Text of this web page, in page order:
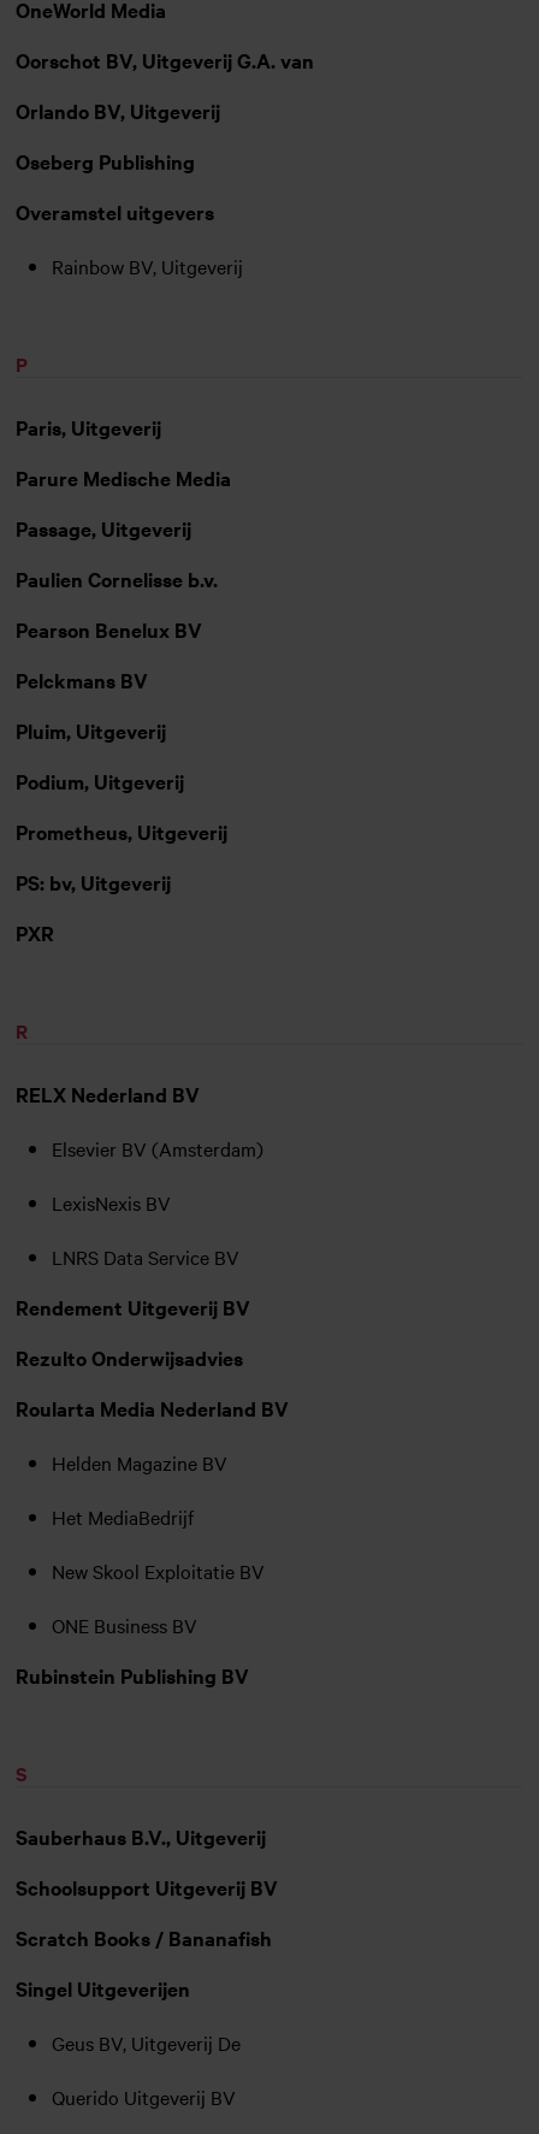
OneWorld Media
Oorschot BV, Uitgeverij G.A. van
Orlando BV, Uitgeverij
Oseberg Publishing
Overamstel uitgevers
Rainbow BV, Uitgeverij
P
Paris, Uitgeverij
Parure Medische Media
Passage, Uitgeverij
Paulien Cornelisse b.v.
Pearson Benelux BV
Pelckmans BV
Pluim, Uitgeverij
Podium, Uitgeverij
Prometheus, Uitgeverij
PS: bv, Uitgeverij
PXR
R
RELX Nederland BV
Elsevier BV (Amsterdam)
LexisNexis BV
LNRS Data Service BV
Rendement Uitgeverij BV
Rezulto Onderwijsadvies
Roularta Media Nederland BV
Helden Magazine BV
Het MediaBedrijf
New Skool Exploitatie BV
ONE Business BV
Rubinstein Publishing BV
S
Sauberhaus B.V., Uitgeverij
Schoolsupport Uitgeverij BV
Scratch Books / Bananafish
Singel Uitgeverijen
Geus BV, Uitgeverij De
Querido Uitgeverij BV